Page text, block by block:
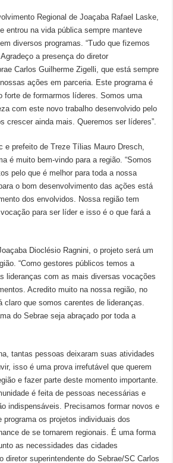
Regional de Joaçaba Rafael Laske,
entrou na vida pública sempre manteve
diversos programas. “Tudo que fizemos
a presença do diretor
Carlos Guilherme Zigelli, que está sempre
ações em parceria. Este programa é
forte de formarmos líderes. Somos uma
com este novo trabalho desenvolvido pelo
crescer ainda mais. Queremos ser líderes”.
e prefeito de Treze Tílias Mauro Dresch,
é muito bem-vindo para a região. “Somos
pelo que é melhor para toda a nossa
o bom desenvolvimento das ações está
dos envolvidos. Nossa região tem
para ser líder e isso é o que fará a
Dioclésio Ragnini, o projeto será um
“Como gestores públicos temos a
lideranças com as mais diversas vocações
Acredito muito na nossa região, no
claro que somos carentes de lideranças.
do Sebrae seja abraçado por toda a
tantas pessoas deixaram suas atividades
isso é uma prova irrefutável que querem
e fazer parte deste momento importante.
é feita de pessoas necessárias e
indispensáveis. Precisamos formar novos e
programa os projetos individuais dos
de se tornarem regionais. É uma forma
as necessidades das cidades
diretor superintendente do Sebrae/SC Carlos